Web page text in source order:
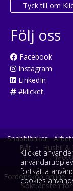
Tyck till om
Följ oss
Facebook
Instagram
LinkedIn
#klicket
Snabblänkar:
Båt • Husbil &
Fordonsköp online
Söktjänsten
Klicket
fortsätta
cookies